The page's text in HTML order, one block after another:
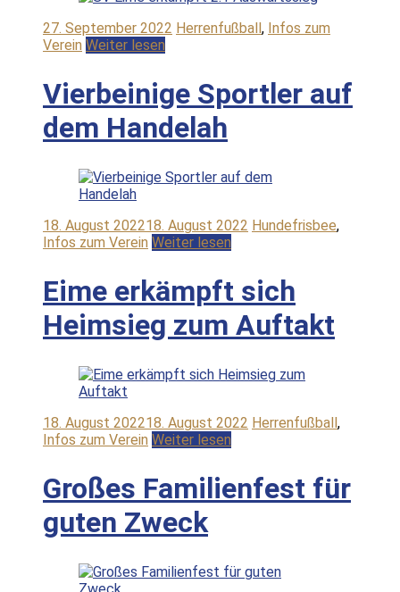
27. September 2022 Herrenfußball, Infos zum
Verein Weiter lesen
Vierbeinige Sportler auf
dem Handelah
18. August 202218. August 2022 Hundefrisbee,
Infos zum Verein Weiter lesen
Eime erkämpft sich
Heimsieg zum Auftakt
18. August 202218. August 2022 Herrenfußball,
Infos zum Verein Weiter lesen
Großes Familienfest für
guten Zweck